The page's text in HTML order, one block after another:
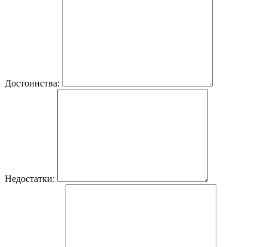
Достоинства:
Недостатки: